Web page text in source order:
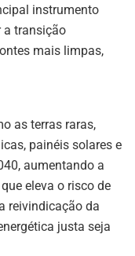
instrumento
a transição
mais limpas,
as terras raras,
painéis solares e
aumentando a
eleva o risco de
reivindicação da
justa seja